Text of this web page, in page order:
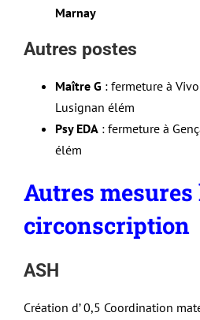
Marnay
Autres postes
Maître G : fermeture à
Lusignan élém
Psy EDA : fermeture à
élém
Autres
circonscription
ASH
Création d’ 0,5 Coordination